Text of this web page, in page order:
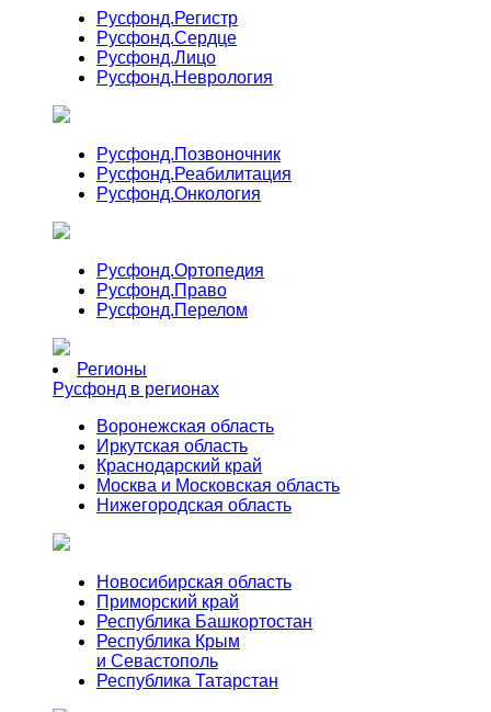
Русфонд.Регистр
Русфонд.Сердце
Русфонд.Лицо
Русфонд.Неврология
Русфонд.Позвоночник
Русфонд.Реабилитация
Русфонд.Онкология
Русфонд.Ортопедия
Русфонд.Право
Русфонд.Перелом
Регионы
Русфонд в регионах
Воронежская область
Иркутская область
Краснодарский край
Москва и Московская область
Нижегородская область
Новосибирская область
Приморский край
Республика Башкортостан
Республика Крым
и Севастополь
Республика Татарстан